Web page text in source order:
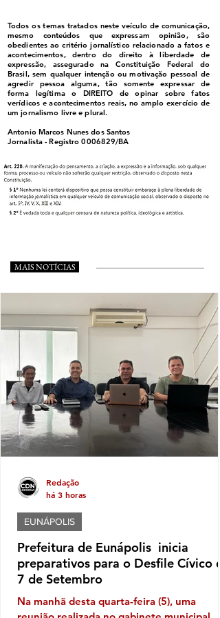
Todos os temas tratados neste veículo de comunicação,
mesmo conteúdos que expressam opinião, são
obedientes ao critério jornalístico relacionado a fatos e
acontecimentos, dentro do direito à liberdade de
expressão, assegurado na Constituição Federal do
Brasil, sem qualquer intenção ou motivação pessoal de
agredir pessoa alguma, tão somente expressar de
forma legítima o DIREITO de opinar sobre fatos
verídicos e acontecimentos reais, no amplo exercício de
um jornalismo livre e plural.
Antonio Marcos Nunes dos Santos
Jornalista - Registro0006829/BA
MAIS NOTÍCIAS
Prefeitura de Eunápolis inicia
preparativos para o Desfile Cívico
7 de Setembro
Na manhã desta quarta-feira (5), uma
EUNÁPOLIS
Redação
há 3 horas